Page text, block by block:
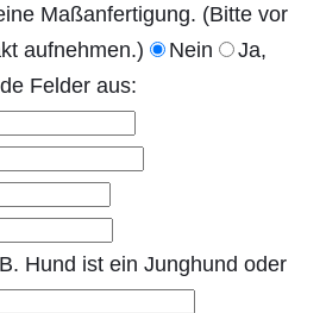
Maßanfertigung. (Bitte vor
aufnehmen.)
Nein
Ja,
Felder aus:
Hund ist ein Junghund oder